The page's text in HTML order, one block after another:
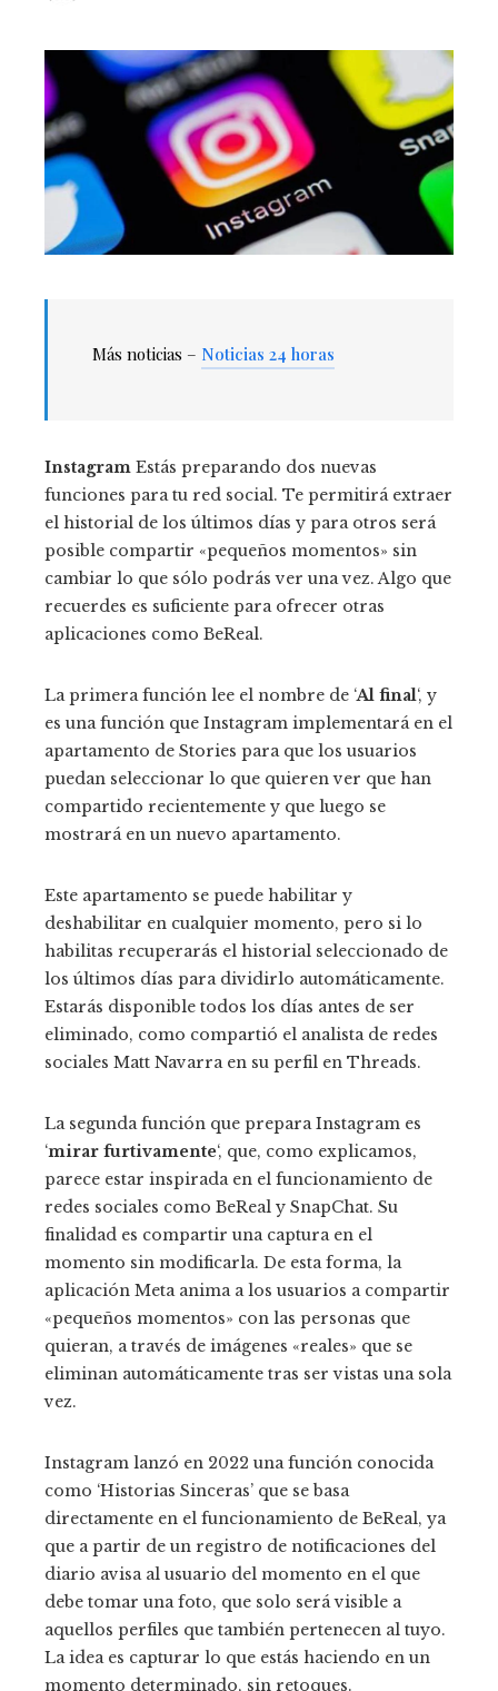
Más noticias – Noticias 24 horas
Instagram Estás preparando dos nuevas
funciones para tu red social. Te permitirá extraer
el historial de los últimos días y para otros será
posible compartir «pequeños momentos» sin
cambiar lo que sólo podrás ver una vez. Algo que
recuerdes es suficiente para ofrecer otras
aplicaciones como BeReal.
La primera función lee el nombre de ‘Al final‘, y
es una función que Instagram implementará en el
apartamento de Stories para que los usuarios
puedan seleccionar lo que quieren ver que han
compartido recientemente y que luego se
mostrará en un nuevo apartamento.
Este apartamento se puede habilitar y
deshabilitar en cualquier momento, pero si lo
habilitas recuperarás el historial seleccionado de
los últimos días para dividirlo automáticamente.
Estarás disponible todos los días antes de ser
eliminado, como compartió el analista de redes
sociales Matt Navarra en su perfil en Threads.
La segunda función que prepara Instagram es
‘mirar furtivamente‘, que, como explicamos,
parece estar inspirada en el funcionamiento de
redes sociales como BeReal y SnapChat. Su
finalidad es compartir una captura en el
momento sin modificarla. De esta forma, la
aplicación Meta anima a los usuarios a compartir
«pequeños momentos» con las personas que
quieran, a través de imágenes «reales» que se
eliminan automáticamente tras ser vistas una sola
vez.
Instagram lanzó en 2022 una función conocida
como ‘Historias Sinceras’ que se basa
directamente en el funcionamiento de BeReal, ya
que a partir de un registro de notificaciones del
diario avisa al usuario del momento en el que
debe tomar una foto, que solo será visible a
aquellos perfiles que también pertenecen al tuyo.
La idea es capturar lo que estás haciendo en un
momento determinado, sin retoques.